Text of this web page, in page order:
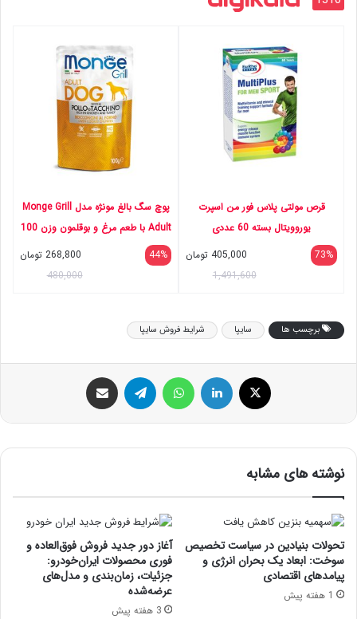
قرص مولتی پلاس فور من اسپرت
یوروویتال بسته 60 عددی
73%
405,000 تومان
1,491,600
پوچ سگ بالغ مونژه مدل Monge Grill
Adult با طعم مرغ و بوقلمون وزن 100
44%
268,800 تومان
480,000
برچسب ها سایپا شرایط فروش سایپا
ایکس لینکداین تلگرام
نوشته های مشابه
تحولات بنیادین در سیاست تخصیص
سوخت: ابعاد یک بحران انرژی و
پیامدهای اقتصادی
1 هفته پیش
آغاز دور جدید فروش فوق‌العاده و
فوری محصولات ایران‌خودرو:
جزئیات، زمان‌بندی و مدل‌های
عرضه‌شده
3 هفته پیش